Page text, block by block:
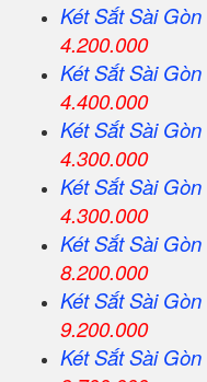
Két SắtSài Gòn
4.200.000
Két SắtSài Gòn
4.400.000
Két SắtSài Gòn
4.300.000
Két SắtSài Gòn
4.300.000
Két SắtSài Gòn
8.200.000
Két SắtSài Gòn
9.200.000
Két SắtSài Gòn